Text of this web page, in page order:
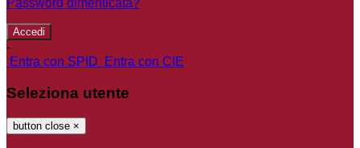
Password dimenticata?
-
Entra con SPID
Entra con CIE
Seleziona utente
button close ×